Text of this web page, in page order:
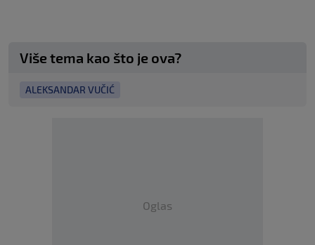
Više tema kao što je ova?
ALEKSANDAR VUČIĆ
Oglas